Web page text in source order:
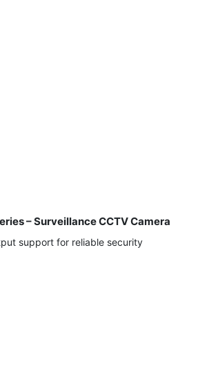
– Surveillance CCTV Camera
support for reliable security